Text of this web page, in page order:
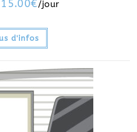
15.00€
d'infos